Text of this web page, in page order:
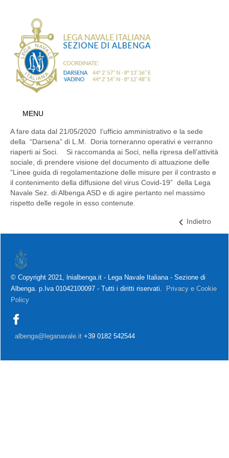
MENU
A fare data dal 21/05/2020 l’ufficio amministrativo e la sede
della “Darsena” di L.M. Doria torneranno operativi e verranno
riaperti ai Soci. Si raccomanda ai Soci, nella ripresa dell’attività
sociale, di prendere visione del documento di attuazione delle
“Linee guida di regolamentazione delle misure per il contrasto e
il contenimento della diffusione del virus Covid-19” della Lega
Navale Sez. di Albenga ASD e di agire pertanto nel massimo
rispetto delle regole in esso contenute.
Indietro
© Copyright 2021, lnialbenga.it - Lega Navale Italiana - Sezione di
Albenga. p.Iva 01042100097 - Tutti i diritti riservati.
Privacy e Cookie
Policy
albenga@leganavale.it +39 0182 542544